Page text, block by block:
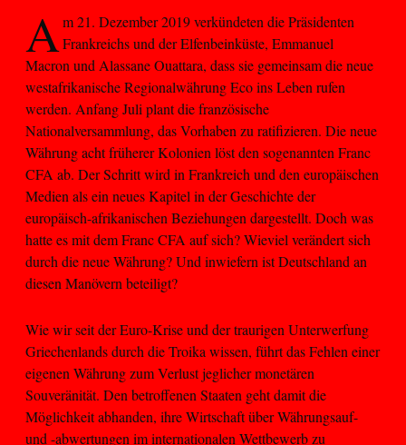
Am 21. Dezember 2019 verkündeten die Präsidenten
Frankreichs und der Elfenbeinküste, Emmanuel
Macron und Alassane Ouattara, dass sie gemeinsam die neue
westafrikanische Regionalwährung Eco ins Leben rufen
werden. Anfang Juli plant die französische
Nationalversammlung, das Vorhaben zu ratifizieren. Die neue
Währung acht früherer Kolonien löst den sogenannten Franc
CFA ab. Der Schritt wird in Frankreich und den europäischen
Medien als ein neues Kapitel in der Geschichte der
europäisch-afrikanischen Beziehungen dargestellt. Doch was
hatte es mit dem Franc CFA auf sich? Wieviel verändert sich
durch die neue Währung? Und inwiefern ist Deutschland an
diesen Manövern beteiligt?
Wie wir seit der Euro-Krise und der traurigen Unterwerfung
Griechenlands durch die Troika wissen, führt das Fehlen einer
eigenen Währung zum Verlust jeglicher monetären
Souveränität. Den betroffenen Staaten geht damit die
Möglichkeit abhanden, ihre Wirtschaft über Währungsauf-
und -abwertungen im internationalen Wettbewerb zu